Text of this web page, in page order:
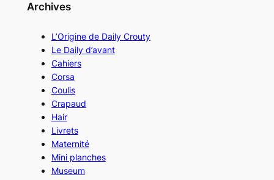
Archives
L’Origine de Daily Crouty
Le Daily d’avant
Cahiers
Corsa
Coulis
Crapaud
Hair
Livrets
Maternité
Mini planches
Museum